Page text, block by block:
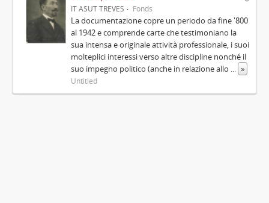
IT ASUT TREVES Fonds
La documentazione copre un periodo da fine '800
al 1942 e comprende carte che testimoniano la
sua intensa e originale attività professionale, i suoi
molteplici interessi verso altre discipline nonché il
suo impegno politico (anche in relazione allo ... »
Untitled